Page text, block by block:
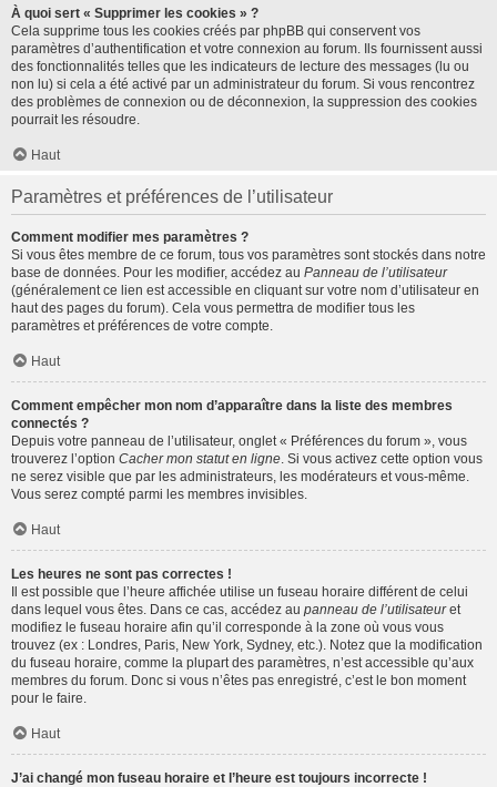
À quoi sert « Supprimer les cookies » ?
Cela supprime tous les cookies créés par phpBB qui conservent vos
paramètres d’authentification et votre connexion au forum. Ils fournissent aussi
des fonctionnalités telles que les indicateurs de lecture des messages (lu ou
non lu) si cela a été activé par un administrateur du forum. Si vous rencontrez
des problèmes de connexion ou de déconnexion, la suppression des cookies
pourrait les résoudre.
Haut
Paramètres et préférences de l’utilisateur
Comment modifier mes paramètres ?
Si vous êtes membre de ce forum, tous vos paramètres sont stockés dans notre
base de données. Pour les modifier, accédez au Panneau de l’utilisateur
(généralement ce lien est accessible en cliquant sur votre nom d’utilisateur en
haut des pages du forum). Cela vous permettra de modifier tous les
paramètres et préférences de votre compte.
Haut
Comment empêcher mon nom d’apparaître dans la liste des membres
connectés ?
Depuis votre panneau de l’utilisateur, onglet « Préférences du forum », vous
trouverez l’option Cacher mon statut en ligne. Si vous activez cette option vous
ne serez visible que par les administrateurs, les modérateurs et vous-même.
Vous serez compté parmi les membres invisibles.
Haut
Les heures ne sont pas correctes !
Il est possible que l’heure affichée utilise un fuseau horaire différent de celui
dans lequel vous êtes. Dans ce cas, accédez au panneau de l’utilisateuret
modifiez le fuseau horaire afin qu’il corresponde à la zone où vous vous
trouvez (ex : Londres, Paris, New York, Sydney, etc.). Notez que la modification
du fuseau horaire, comme la plupart des paramètres, n’est accessible qu’aux
membres du forum. Donc si vous n’êtes pas enregistré, c’est le bon moment
pour le faire.
Haut
J’ai changé mon fuseau horaire et l’heure est toujours incorrecte !